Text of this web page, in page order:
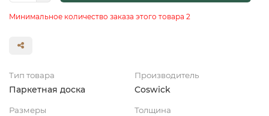
Минимальное количество заказа этого товара 2
Тип товара
Паркетная доска
Производитель
Coswick
Размеры Толщина